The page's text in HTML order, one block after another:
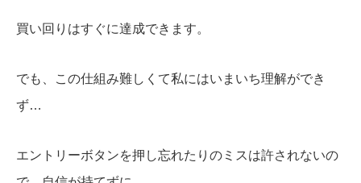
買い回りはすぐに達成できます。
でも、この仕組み難しくて私にはいまいち理解ができ
ず…
エントリーボタンを押し忘れたりのミスは許されないの